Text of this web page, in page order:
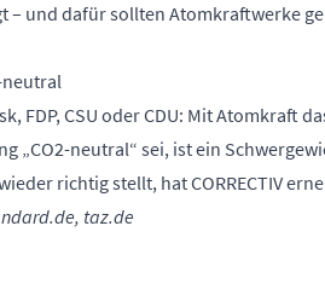
und dafür sollten Atomkraftwerke
neutral
FDP, CSU oder CDU: Mit Atomkraft
„CO2-neutral“ sei, ist ein
richtig stellt, hat CORRECTIV
taz.de